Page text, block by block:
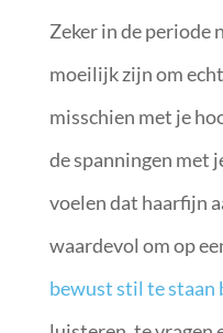
Zeker in de periode
moeilijk zijn om
misschien met je
de spanningen met
voelen dat haarfijn
waardevol om op
bewust stil te staan